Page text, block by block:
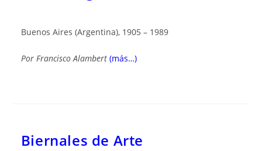
Buenos Aires (Argentina), 1905 – 1989
Por Francisco Alambert (más…)
Biernales de Arte